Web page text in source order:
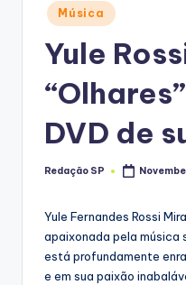
Posted
in
Música
Yule
DVD de
Posted
Redação SP
Yule Fernandes Rossi
apaixonada pela
está profundamente
e em sua paixão